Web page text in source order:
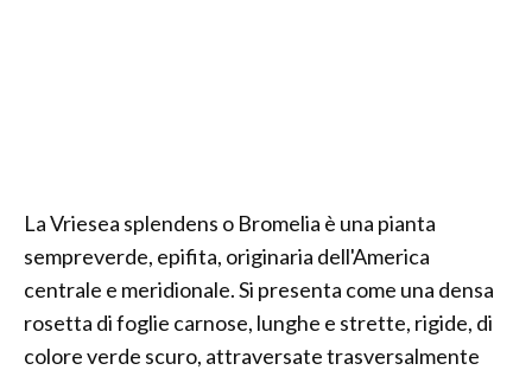
La Vriesea splendens o Bromelia è una pianta
sempreverde, epifita, originaria dell'America
centrale e meridionale. Si presenta come una densa
rosetta di foglie carnose, lunghe e strette, rigide, di
colore verde scuro, attraversate trasversalmente